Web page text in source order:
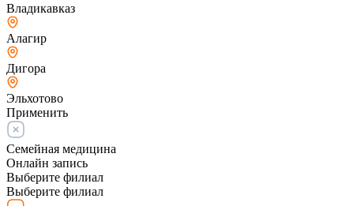
Владикавказ
Алагир
Дигора
Эльхотово
Применить
Семейная медицина
Онлайн запись
Выберите филиал
Выберите филиал